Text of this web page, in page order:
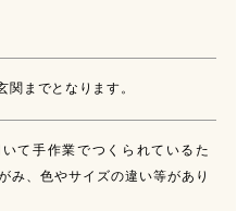
までとなります。
いて手作業でつくられているた
み、色やサイズの違い等があり